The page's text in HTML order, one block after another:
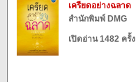
เครียดอย่างฉลาด
สำนักพิมพ์ DMG
เปิดอ่าน 1482 ครั้ง